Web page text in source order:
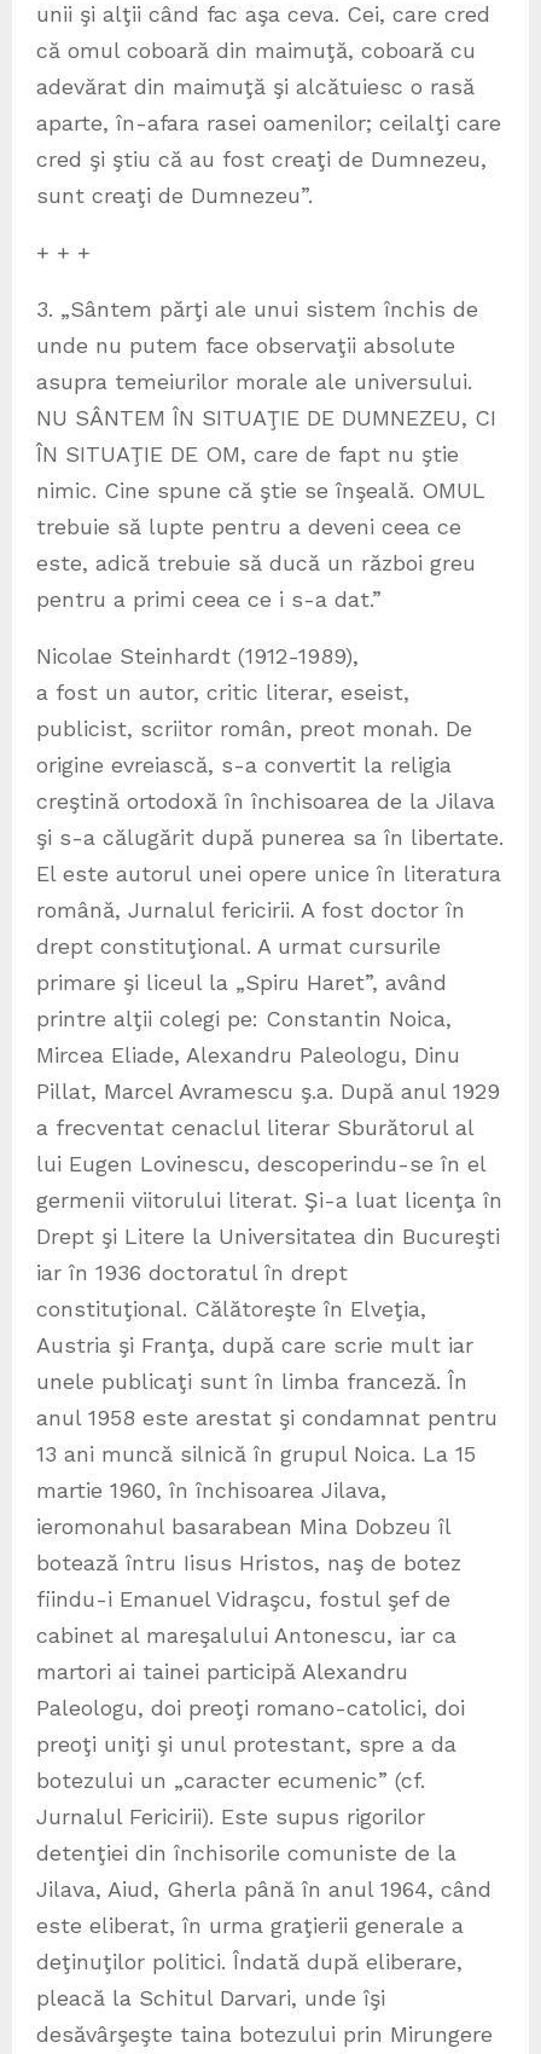
unii şi alţii când fac aşa ceva. Cei, care cred
că omul coboară din maimuţă, coboară cu
adevărat din maimuţă şi alcătuiesc o rasă
aparte, în-afara rasei oamenilor; ceilalţi care
cred şi ştiu că au fost creaţi de Dumnezeu,
sunt creaţi de Dumnezeu”.
+ + +
3. „Sântem părţi ale unui sistem închis de
unde nu putem face observaţii absolute
asupra temeiurilor morale ale universului.
NU SÂNTEM ÎN SITUAŢIE DE DUMNEZEU, CI
ÎN SITUAŢIE DE OM, care de fapt nu ştie
nimic. Cine spune că ştie se înşeală. OMUL
trebuie să lupte pentru a deveni ceea ce
este, adică trebuie să ducă un război greu
pentru a primi ceea ce i s-a dat.”
Nicolae Steinhardt (1912-1989),
a fost un autor, critic literar, eseist,
publicist, scriitor român, preot monah. De
origine evreiască, s-a convertit la religia
creştină ortodoxă în închisoarea de la Jilava
şi s-a călugărit după punerea sa în libertate.
El este autorul unei opere unice în literatura
română, Jurnalul fericirii. A fost doctor în
drept constituţional. A urmat cursurile
primare şi liceul la „Spiru Haret”, având
printre alţii colegi pe: Constantin Noica,
Mircea Eliade, Alexandru Paleologu, Dinu
Pillat, Marcel Avramescu ş.a. După anul 1929
a frecventat cenaclul literar Sburătorul al
lui Eugen Lovinescu, descoperindu-se în el
germenii viitorului literat. Şi-a luat licenţa în
Drept şi Litere la Universitatea din Bucureşti
iar în 1936 doctoratul în drept
constituţional. Călătoreşte în Elveţia,
Austria şi Franţa, după care scrie mult iar
unele publicaţi sunt în limba franceză. În
anul 1958 este arestat şi condamnat pentru
13 ani muncă silnică în grupul Noica. La 15
martie 1960, în închisoarea Jilava,
ieromonahul basarabean Mina Dobzeu îl
botează întru Iisus Hristos, naş de botez
fiindu-i Emanuel Vidraşcu, fostul şef de
cabinet al mareşalului Antonescu, iar ca
martori ai tainei participă Alexandru
Paleologu, doi preoţi romano-catolici, doi
preoţi uniţi şi unul protestant, spre a da
botezului un „caracter ecumenic” (cf.
Jurnalul Fericirii). Este supus rigorilor
detenţiei din închisorile comuniste de la
Jilava, Aiud, Gherla până în anul 1964, când
este eliberat, în urma graţierii generale a
deţinuţilor politici. Îndată după eliberare,
pleacă la Schitul Darvari, unde îşi
desăvârşeşte taina botezului prin Mirungere